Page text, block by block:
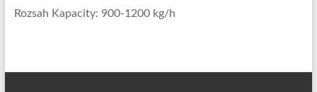
Rozsah Kapacity: 900-1200 kg/h